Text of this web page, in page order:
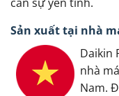
Sản xuất tại nhà
Daikin
nhà
Nam.